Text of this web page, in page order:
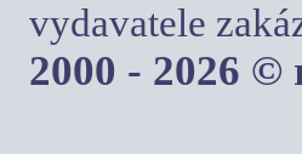
vydavatele
2000 - 2026